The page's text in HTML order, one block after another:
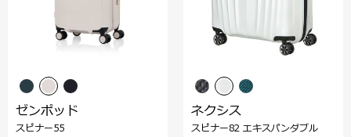
ゼンポッド
スピナー55
ネクシス
スピナー82 エキスパンダブル